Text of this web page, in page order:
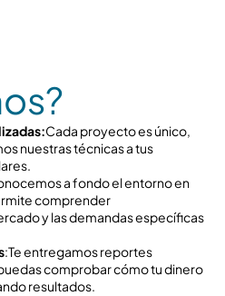
Cada proyecto es único,
nuestras técnicas a tus
a fondo el entorno en
comprender
y las demandas específicas
:Te entregamos reportes
comprobar cómo tu dinero
resultados.